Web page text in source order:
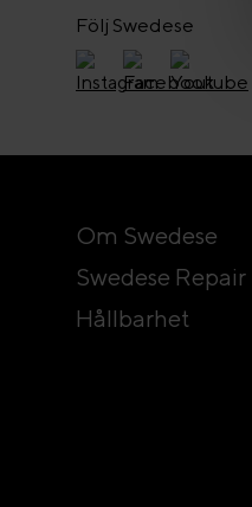
Följ Swedese
Om Swedese
Swedese Repair
Hållbarhet